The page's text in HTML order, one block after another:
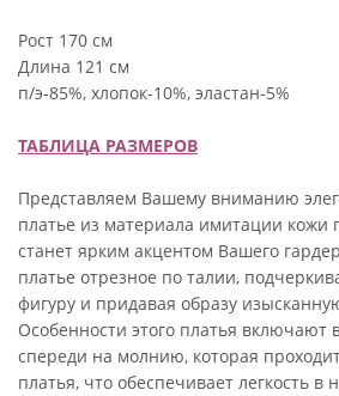
Рост 170 см
Длина 121 см
п/э-85%, хлопок-10%, эластан-5%
ТАБЛИЦА РАЗМЕРОВ
Представляем Вашему вниманию
платье из материала имитации кожи
станет ярким акцентом Вашего
платье отрезное по талии,
фигуру и придавая образу
Особенности этого платья включают
спереди на молнию, которая
платья, что обеспечивает легкость в